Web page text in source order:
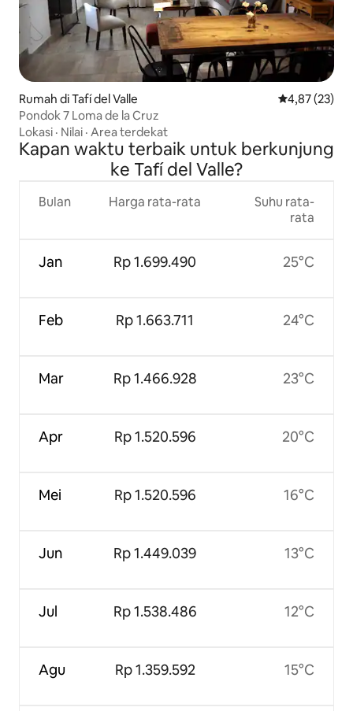
Rumah di Tafí del Valle Nilai rata-rata
4,87 (23)
Pondok 7 Loma de la Cruz
Lokasi · Nilai · Area terdekat
Kapan waktu terbaik untuk berkunjung
ke Tafí del Valle?
Bulan
Jan
Feb
Mar
Apr
Mei
Jun
Jul
Agu
Harga rata-rata
Rp 1.699.490
Rp 1.663.711
Rp 1.466.928
Rp 1.520.596
Rp 1.520.596
Rp 1.449.039
Rp 1.538.486
Rp 1.359.592
Suhu rata-
rata
25°C
24°C
23°C
20°C
16°C
13°C
12°C
15°C